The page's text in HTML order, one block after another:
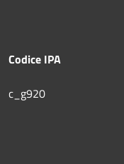
Codice IPA
c_g920